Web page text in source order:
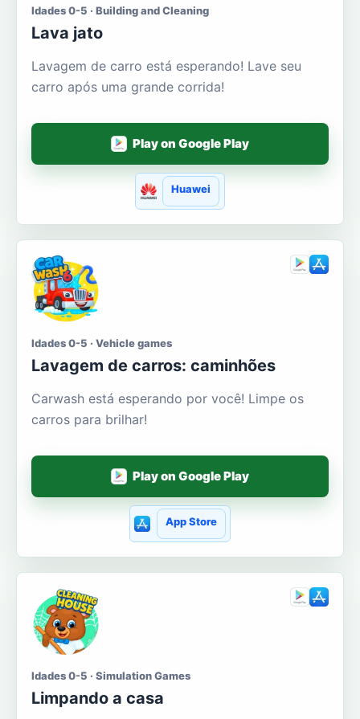
Idades 0-5 · Building and Cleaning
Lava jato
Lavagem de carro está esperando! Lave seu
carro após uma grande corrida!
Play on Google Play
Huawei
Idades 0-5 · Vehicle games
Lavagem de carros: caminhões
Carwash está esperando por você! Limpe os
carros para brilhar!
Play on Google Play
App Store
Idades 0-5 · Simulation Games
Limpando a casa